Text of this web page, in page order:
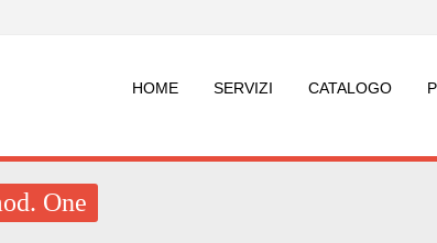
HOME SERVIZI CATALOGO
One